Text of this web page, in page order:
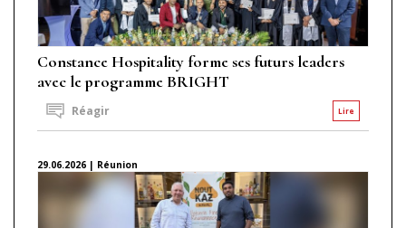
Constance Hospitality forme ses futurs leaders
avec le programme BRIGHT
Lire
Réagir
29.06.2026 | Réunion